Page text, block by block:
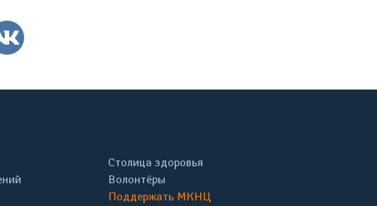
ВКонтакте
Столица здоровья
Волонтёры
Поддержать МКНЦ